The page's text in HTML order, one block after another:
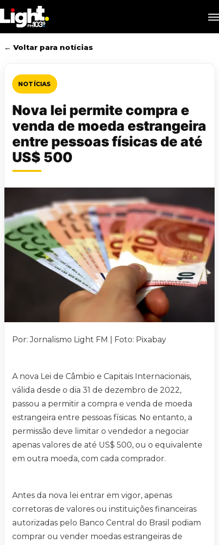
to
main
content
← Voltar para notícias
NOTÍCIAS
Nova lei permite compra e
venda de moeda estrangeira
entre pessoas físicas de até
US$ 500
Por: Jornalismo Light FM | Foto: Pixabay
A nova Lei de Câmbio e Capitais Internacionais,
válida desde o dia 31 de dezembro de 2022,
passou a permitir a compra e venda de moeda
estrangeira entre pessoas físicas. No entanto, a
permissão deve limitar o vendedor a negociar
apenas valores de até US$ 500, ou o equivalente
em outra moeda, com cada comprador.
Antes da nova lei entrar em vigor, apenas
corretoras de valores ou instituições financeiras
autorizadas pelo Banco Central do Brasil podiam
comprar ou vender moedas estrangeiras de